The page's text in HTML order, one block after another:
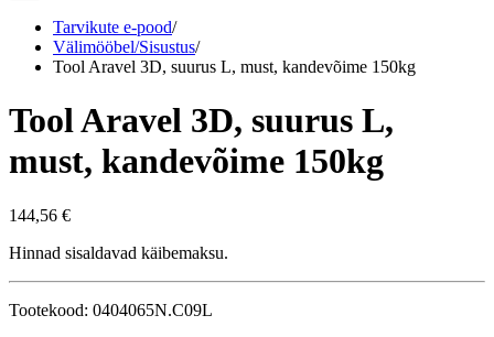
Tarvikute e-pood/
Välimööbel/Sisustus/
Tool Aravel 3D, suurus L, must, kandevõime 150kg
Tool Aravel 3D, suurus L,
must, kandevõime 150kg
144,56 €
Hinnad sisaldavad käibemaksu.
Tootekood: 0404065N.C09L